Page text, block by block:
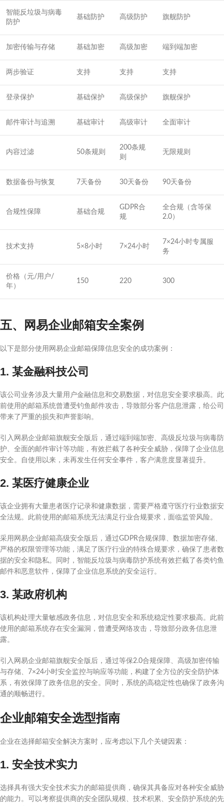
智能反垃圾与病毒
防护
基础防护 高级防护 旗舰防护
加密传输与存储 基础加密 高级加密 端到端加密
两步验证 支持 支持 支持
登录保护 基础保护 高级保护 旗舰保护
邮件审计与追溯 基础审计 高级审计 全面审计
内容过滤 50条规则
200条规
则
无限规则
数据备份与恢复 7天备份 30天备份 90天备份
合规性保障 基础合规
GDPR合
规
全合规（含等保
2.0）
技术支持 5×8小时 7×24小时
7×24小时专属服
务
价格（元/用户/
年）
150 220 300
五、网易企业邮箱安全案例
以下是部分使用网易企业邮箱保障信息安全的成功案例：
1. 某金融科技公司
该公司业务涉及大量用户金融信息和交易数据，对信息安全要求极高。此
前使用的邮箱系统曾遭受钓鱼邮件攻击，导致部分客户信息泄露，给公司
带来了严重的损失和声誉影响。
引入网易企业邮箱旗舰安全版后，通过端到端加密、高级反垃圾与病毒防
护、全面的邮件审计等功能，有效拦截了各种安全威胁，保障了企业信息
安全。自使用以来，未再发生任何安全事件，客户满意度显著提升。
2. 某医疗健康企业
该企业拥有大量患者医疗记录和健康数据，需要严格遵守医疗行业数据安
全法规。此前使用的邮箱系统无法满足行业合规要求，面临监管风险。
采用网易企业邮箱高级安全版后，通过GDPR合规保障、数据加密存储、
严格的权限管理等功能，满足了医疗行业的特殊合规要求，确保了患者数
据的安全和隐私。同时，智能反垃圾与病毒防护系统有效拦截了各类钓鱼
邮件和恶意软件，保障了企业信息系统的安全运行。
3. 某政府机构
该机构处理大量敏感政务信息，对信息安全和系统稳定性要求极高。此前
使用的邮箱系统存在安全漏洞，曾遭受网络攻击，导致部分政务信息泄
露。
引入网易企业邮箱旗舰安全版后，通过等保2.0合规保障、高级加密传输
与存储、7×24小时安全监控与响应等功能，构建了全方位的安全防护体
系，有效保障了政务信息的安全。同时，系统的高稳定性也确保了政务沟
通的顺畅进行。
企业邮箱安全选型指南
企业在选择邮箱安全解决方案时，应考虑以下几个关键因素：
1. 安全技术实力
选择具有强大安全技术实力的邮箱提供商，确保其具备应对各种安全威胁
的能力。可以考察提供商的安全团队规模、技术积累、安全防护系统的先